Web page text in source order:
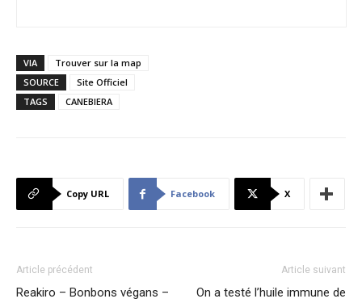
VIA
Trouver sur la map
SOURCE
Site Officiel
TAGS
CANEBIERA
Copy URL Facebook X
Article précédent
Reakiro – Bonbons végans –
Article suivant
On a testé l’huile immune de